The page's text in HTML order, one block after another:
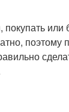
или